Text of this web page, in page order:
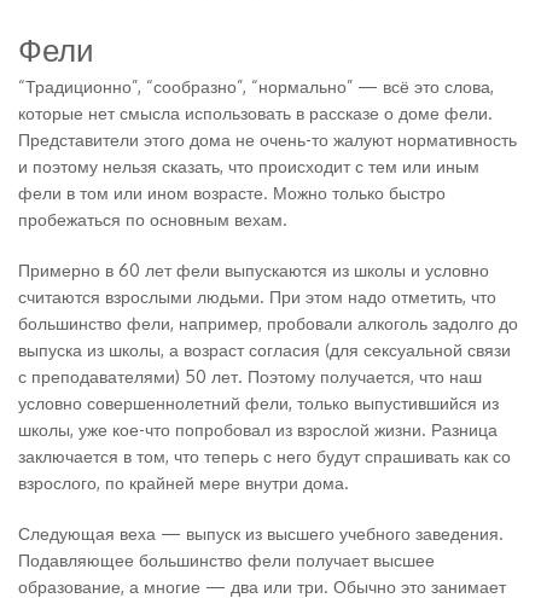
Фели
“Традиционно”, “сообразно”, “нормально” — всё это слова,
которые нет смысла использовать в рассказе о доме фели.
Представители этого дома не очень-то жалуют нормативность
и поэтому нельзя сказать, что происходит с тем или иным
фели в том или ином возрасте. Можно только быстро
пробежаться по основным вехам.
Примерно в 60 лет фели выпускаются из школы и условно
считаются взрослыми людьми. При этом надо отметить, что
большинство фели, например, пробовали алкоголь задолго до
выпуска из школы, а возраст согласия (для сексуальной связи
с преподавателями) 50 лет. Поэтому получается, что наш
условно совершеннолетний фели, только выпустившийся из
школы, уже кое-что попробовал из взрослой жизни. Разница
заключается в том, что теперь с него будут спрашивать как со
взрослого, по крайней мере внутри дома.
Следующая веха — выпуск из высшего учебного заведения.
Подавляющее большинство фели получает высшее
образование, а многие — два или три. Обычно это занимает